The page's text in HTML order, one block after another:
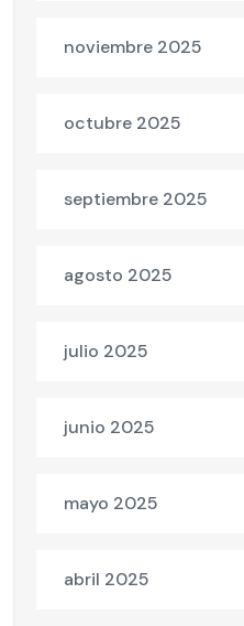
noviembre 2025
octubre 2025
septiembre 2025
agosto 2025
julio 2025
junio 2025
mayo 2025
abril 2025